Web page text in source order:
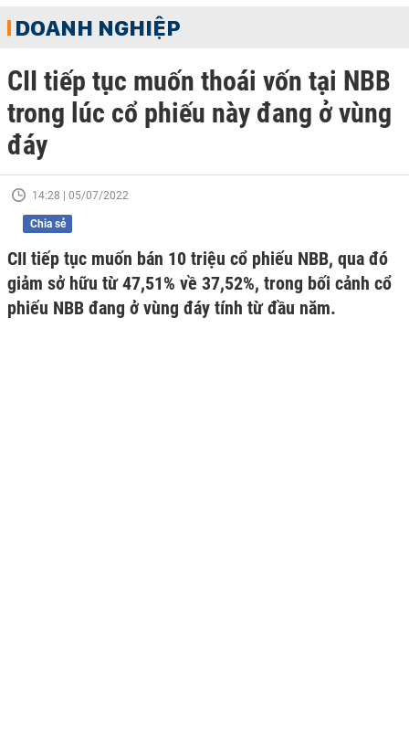
DOANH NGHIỆP
CII tiếp tục muốn thoái vốn tại NBB
trong lúc cổ phiếu này đang ở vùng
đáy
14:28 | 05/07/2022
Chia sẻ
CII tiếp tục muốn bán 10 triệu cổ phiếu NBB, qua đó
giảm sở hữu từ 47,51% về 37,52%, trong bối cảnh cổ
phiếu NBB đang ở vùng đáy tính từ đầu năm.